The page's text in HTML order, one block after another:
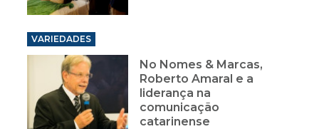
VARIEDADES
No Nomes & Marcas,
Roberto Amaral e a
liderança na
comunicação
catarinense